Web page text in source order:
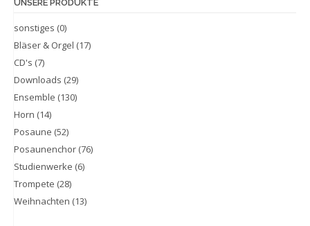
UNSERE PRODUKTE
sonstiges (0)
Bläser & Orgel (17)
CD's (7)
Downloads (29)
Ensemble (130)
Horn (14)
Posaune (52)
Posaunenchor (76)
Studienwerke (6)
Trompete (28)
Weihnachten (13)